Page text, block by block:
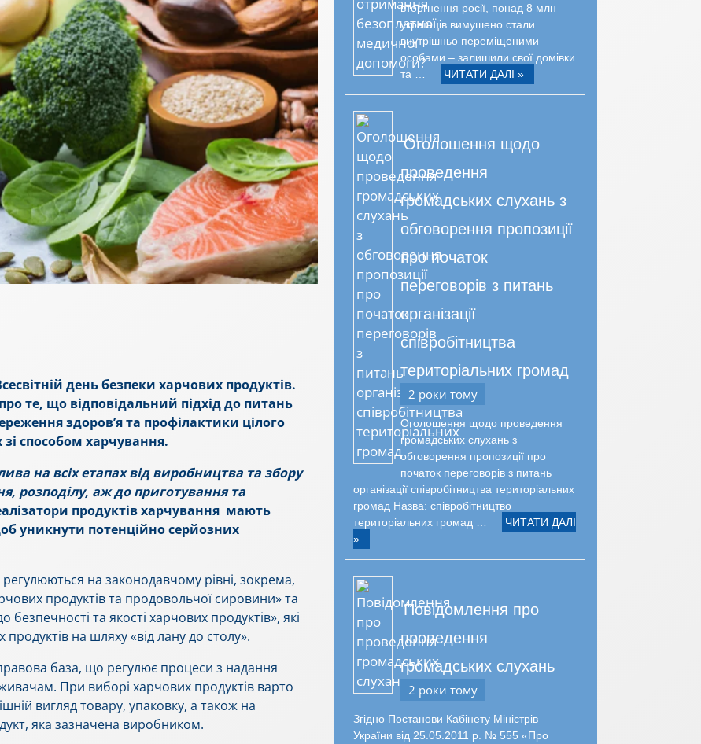
день безпеки харчових продуктів.
те, що відповідальний підхід до питань
здоров’я та профілактики цілого
способом харчування.
на всіх етапах від виробництва та збору
розподілу, аж до приготування та
продуктів харчування мають
уникнути потенційно серйозних
на законодавчому рівні, зокрема,
продуктів та продовольчої сировини» та
та якості харчових продуктів», які
на шляху «від лану до столу».
база, що регулює процеси з надання
При виборі харчових продуктів варто
вигляд товару, упаковку, а також на
яка зазначена виробником.
вторгнення росії, понад 8 млн
українців вимушено стали
внутрішньо переміщеними
особами – залишили свої домівки
та …
ЧИТАТИ ДАЛІ »
Оголошення щодо
проведення
громадських слухань з
обговорення пропозиції
про початок
переговорів з питань
організації
співробітництва
територіальних громад
2 роки тому
Оголошення щодо проведення
громадських слухань з
обговорення пропозиції про
початок переговорів з питань
організації співробітництва територіальних
громад Назва: співробітництво
територіальних громад …
ЧИТАТИ ДАЛІ
»
Повідомлення про
проведення
громадських слухань
2 роки тому
Згідно Постанови Кабінету Міністрів
України від 25.05.2011 р. № 555 «Про